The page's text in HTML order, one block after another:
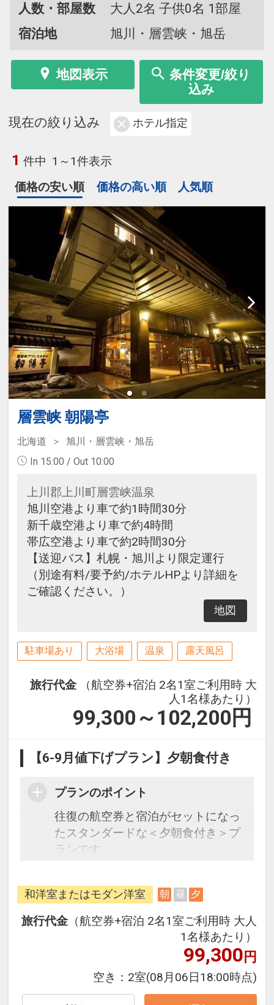
人数・部屋数
大人2名 子供0名 1部屋
宿泊地
旭川・層雲峡・旭岳
地図表示
条件変更/絞り
込み
現在の絞り込み ホテル指定
1 件中 1～1件表示
価格の安い順
価格の高い順 人気順
層雲峡 朝陽亭
北海道
旭川・層雲峡・旭岳
In 15:00 / Out 10:00
上川郡上川町層雲峡温泉
旭川空港より車で約1時間30分
新千歳空港より車で約4時間
帯広空港より車で約2時間30分
【送迎バス】札幌・旭川より限定運行
（別途有料/要予約/ホテルHPより詳細を
ご確認ください。）
地図
駐車場あり 大浴場 温泉 露天風呂
旅行代金
（航空券+宿泊 2名1室ご利用時 大
人1名様あたり）
99,300～102,200 円
【6-9月値下げプラン】夕朝食付き
プランのポイント
往復の航空券と宿泊がセットになっ
たスタンダードな＜夕朝食付き＞プ
ランです。
できるダイナミックパッケージだか
ら、一都市滞在はもちろん周遊旅行
にも最適！
旅行期間中の1泊だけの宿泊や延
泊・飛び泊なども自由自在です。
フライトは、安心のJAL（または
JALグループ）確約！フライトマイ
ル50%貯まります。
和洋室またはモダン洋室 朝 昼 夕
旅行代金 （航空券+宿泊 2名1室ご利用時 大人
1名様あたり）
99,300円
空き： 2室(08月06日18:00時点)